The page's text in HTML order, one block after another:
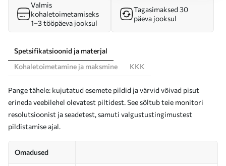
Valmis
kohaletoimetamiseks
1–3 tööpäeva jooksul
Tagasimaksed 30
päeva jooksul
Spetsifikatsioonid ja materjal
Kohaletoimetamine ja maksmine
KKK
Pange tähele: kujutatud esemete pildid ja värvid võivad pisut
erineda veebilehel olevatest piltidest. See sõltub teie monitori
resolutsioonist ja seadetest, samuti valgustustingimustest
pildistamise ajal.
Omadused